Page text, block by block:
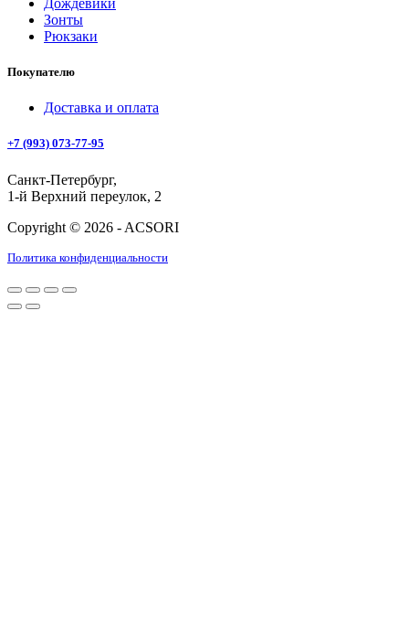
Зонты
Рюкзаки
Покупателю
Доставка и оплата
+7 (993) 073-77-95
Санкт-Петербург,
1-й Верхний переулок, 2
Copyright © 2026 - ACSORI
Политика конфиденциальности